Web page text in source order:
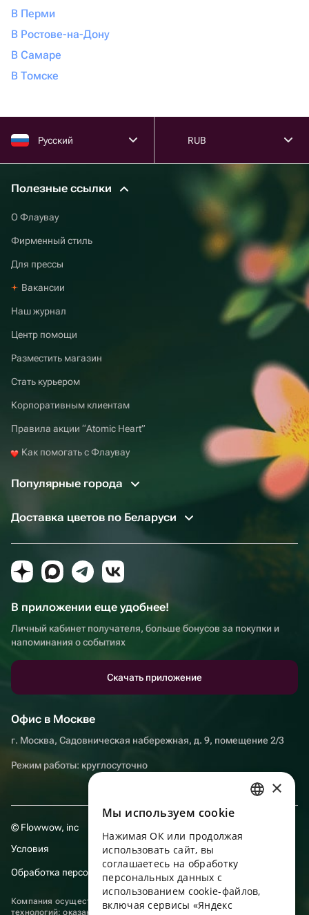
В Перми
В Ростове-на-Дону
В Самаре
В Томске
Русский RUB
Полезные ссылки
О Флаувау
Фирменный стиль
Для прессы
Вакансии
Наш журнал
Центр помощи
Разместить магазин
Стать курьером
Корпоративным клиентам
Правила акции “Atomic Heart”
Как помогать с Флаувау
Популярные города
Доставка цветов по Беларуси
В приложении еще удобнее!
Личный кабинет получателя, больше бонусов за покупки и
напоминания о событиях
Скачать приложение
Офис в Москве
г. Москва, Садовническая набережная, д. 9, помещение 2/3
Режим работы: круглосуточно
© Flowwow, inc
Условия
Обработка персональных данных
Компания осуществляет деятельность в области информационных
технологий: оказание услуг в сети “Интернет” по размещению
ENGLISH
UKRAINIAN
PORTUGUESE
×
Мы используем сookie
Нажимая ОК или продолжая
использовать сайт, вы
соглашаетесь на обработку
персональных данных с
использованием cookie-файлов,
включая сервисы «Яндекс